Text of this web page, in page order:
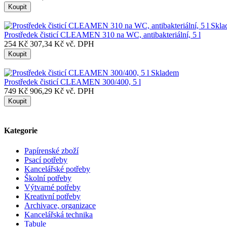
Koupit
Prostředek čisticí CLEAMEN 310 na WC, antibakteriální, 5 l
254 Kč 307,34 Kč vč. DPH
Koupit
Skladem
Prostředek čisticí CLEAMEN 300/400, 5 l
749 Kč 906,29 Kč vč. DPH
Koupit
Kategorie
Papírenské zboží
Psací potřeby
Kancelářské potřeby
Školní potřeby
Výtvarné potřeby
Kreativní potřeby
Archivace, organizace
Kancelářská technika
Tabule